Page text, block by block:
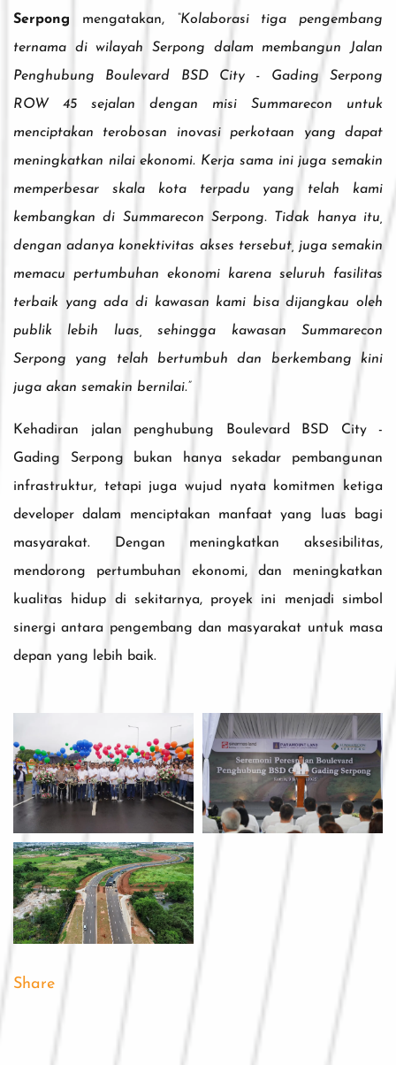
Share
Serpong mengatakan,
“Kolaborasi tiga pengembang
ternama di wilayah Serpong dalam membangun Jalan
Penghubung Boulevard BSD City - Gading Serpong
ROW 45 sejalan dengan misi Summarecon untuk
menciptakan terobosan inovasi perkotaan yang dapat
meningkatkan nilai ekonomi. Kerja sama ini juga semakin
memperbesar skala kota terpadu yang telah kami
kembangkan di Summarecon Serpong. Tidak hanya itu,
dengan adanya konektivitas akses tersebut, juga semakin
memacu pertumbuhan ekonomi karena seluruh fasilitas
terbaik yang ada di kawasan kami bisa dijangkau oleh
publik lebih luas, sehingga kawasan Summarecon
Serpong yang telah bertumbuh dan berkembang kini
juga akan semakin bernilai.”
Kehadiran jalan penghubung Boulevard BSD City -
Gading Serpong bukan hanya sekadar pembangunan
infrastruktur, tetapi juga wujud nyata komitmen ketiga
developer dalam menciptakan manfaat yang luas bagi
masyarakat. Dengan meningkatkan aksesibilitas,
mendorong pertumbuhan ekonomi, dan meningkatkan
kualitas hidup di sekitarnya, proyek ini menjadi simbol
sinergi antara pengembang dan masyarakat untuk masa
depan yang lebih baik.